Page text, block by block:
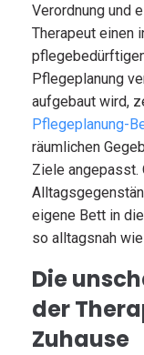
Verordnung und
Therapeut einen
Pflegeplanung
aufgebaut wird,
Pflegeplanung-
räumlichen
Ziele angepasst.
eigene Bett in
so alltagsnah
Die
der
Zuhause